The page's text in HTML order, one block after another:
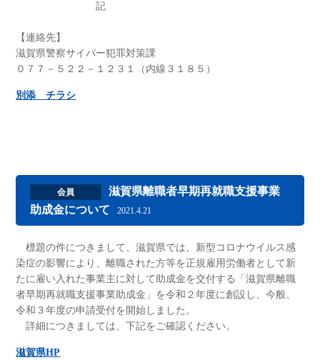
記
【連絡先】
滋賀県警察サイバー犯罪対策課
０７７－５２２－１２３１（内線３１８５）
別添 チラシ
会員
滋賀県離職者早期再就職支援事業
助成金について
2021.4.21
標題の件につきまして、滋賀県では、新型コロナウイルス感
染症の影響により、離職された方等を正規雇用労働者として新
たに雇い入れた事業主に対して助成金を交付する「滋賀県離職
者早期再就職支援事業助成金」を令和２年度に創設し、今般、
令和３年度の申請受付を開始しました。
詳細につきましては、下記をご確認ください。
滋賀県HP